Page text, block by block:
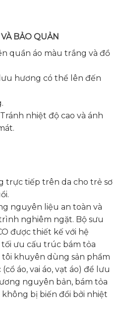
BẢO QUẢN
quần áo màu trắng và đồ
hương có thể lên đến
nhiệt độ cao và ánh
trực tiếp trên da cho trẻ sơ
nguyên liệu an toàn và
nghiêm ngặt. Bộ sưu
được thiết kế với hệ
ưu cấu trúc bám tỏa
khuyên dùng sản phẩm
áo, vai áo, vạt áo) để lưu
nguyên bản, bám tỏa
bị biến đổi bởi nhiệt